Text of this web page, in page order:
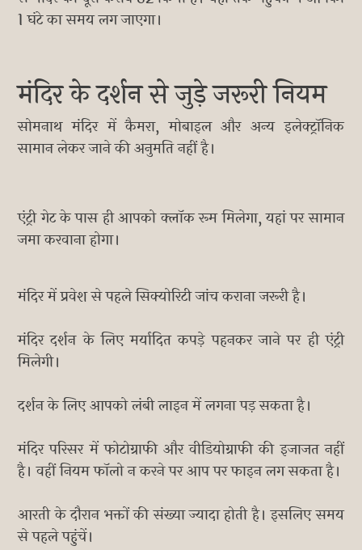
1 घंटे का समय लग जाएगा।
मंदिर के दर्शन से जुड़े जरूरी नियम
सोमनाथ मंदिर में कैमरा, मोबाइल और अन्य इलेक्ट्रॉनिक
सामान लेकर जाने की अनुमति नहीं है।
एंट्री गेट के पास ही आपको क्लॉक रूम मिलेगा, यहां पर सामान
जमा करवाना होगा।
मंदिर में प्रवेश से पहले सिक्योरिटी जांच कराना जरूरी है।
मंदिर दर्शन के लिए मर्यादित कपड़े पहनकर जाने पर ही एंट्री
मिलेगी।
दर्शन के लिए आपको लंबी लाइन में लगना पड़ सकता है।
मंदिर परिसर में फोटोग्राफी और वीडियोग्राफी की इजाजत नहीं
है। वहीं नियम फॉलो न करने पर आप पर फाइन लग सकता है।
आरती के दौरान भक्तों की संख्या ज्यादा होती है। इसलिए समय
से पहले पहुंचें।